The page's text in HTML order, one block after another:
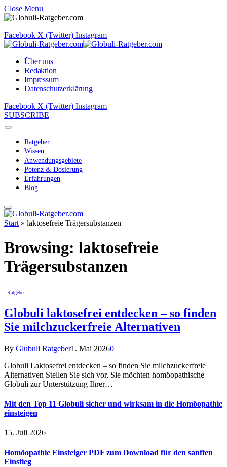
Close Menu
Facebook X (Twitter) Instagram
Über uns
Redaktion
Impressum
Datenschutzerklärung
Facebook X (Twitter) Instagram
SUBSCRIBE
Ratgeber
Wissen
Anwendungsgebiete
Potenz & Dosierung
Erfahrungen
Blog
Start » laktosefreie Trägersubstanzen
Browsing: laktosefreie
Trägersubstanzen
Ratgeber
Globuli laktosefrei entdecken – so finden
Sie milchzuckerfreie Alternativen
By Glubuli Ratgeber1. Mai 20260
Globuli Laktosefrei entdecken – so finden Sie milchzuckerfreie
Alternativen Stellen Sie sich vor, Sie möchten homöopathische
Globuli zur Unterstützung Ihrer…
Mit den Top 11 Globuli sicher und wirksam in die Homöopathie
einsteigen
15. Juli 2026
Homöopathie Einsteiger PDF zum Download für den sanften
Einstieg